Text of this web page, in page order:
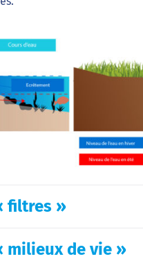
filtres »
milieux de vie »